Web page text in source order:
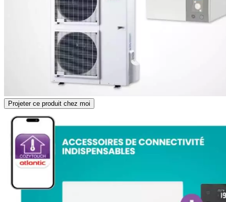
Projeter ce produit chez moi